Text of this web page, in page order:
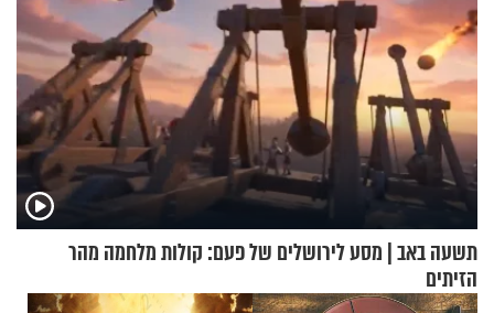
תשעה באב | מסע לירושלים של פעם: קולות מלחמה מהר
הזיתים